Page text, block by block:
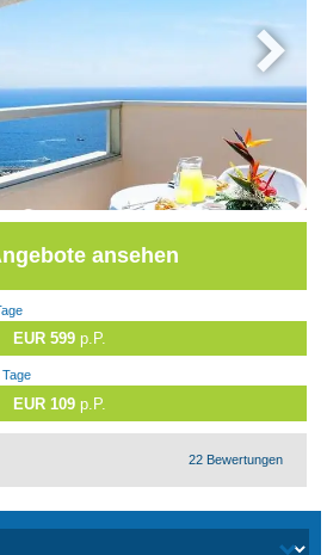
ansehen
EUR 599 p.P.
EUR 109 p.P.
22 Bewertungen